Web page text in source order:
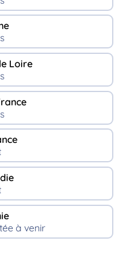
Loire
à venir